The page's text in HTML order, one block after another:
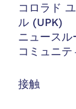
コロラド
ル (UPK)
ニュースル
コミュニ
接触